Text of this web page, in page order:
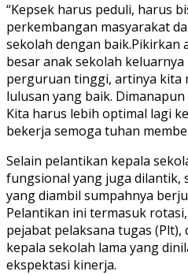
“Kepsek harus peduli, harus
perkembangan masyarakat
sekolah dengan baik.Pikirkan
besar anak sekolah
perguruan tinggi, artinya kita
lulusan yang baik.
Kita harus lebih optimal lagi
bekerja semoga tuhan
Selain pelantikan kepala
fungsional yang juga dilantik,
yang diambil sumpahnya
Pelantikan ini termasuk
pejabat pelaksana tugas
kepala sekolah lama yang
ekspektasi kinerja.